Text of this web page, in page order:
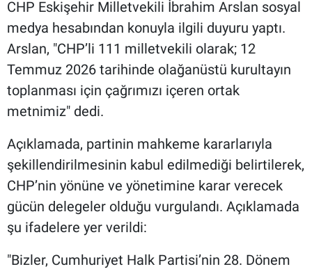
CHP Eskişehir Milletvekili İbrahim Arslan sosyal
medya hesabından konuyla ilgili duyuru yaptı.
Arslan, "CHP’li 111 milletvekili olarak; 12
Temmuz 2026 tarihinde olağanüstü kurultayın
toplanması için çağrımızı içeren ortak
metnimiz" dedi.
Açıklamada, partinin mahkeme kararlarıyla
şekillendirilmesinin kabul edilmediği belirtilerek,
CHP’nin yönüne ve yönetimine karar verecek
gücün delegeler olduğu vurgulandı. Açıklamada
şu ifadelere yer verildi:
"Bizler, Cumhuriyet Halk Partisi’nin 28. Dönem